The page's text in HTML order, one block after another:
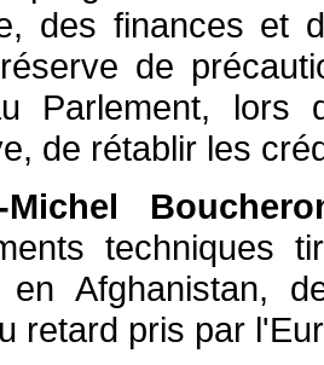
des finances et
de
Parlement,
de rétablir les
Michel
techniques
en Afghanistan,
retard pris par